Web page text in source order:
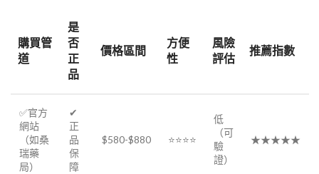
購買管
道
是
否
正
品
價格區間
方便
性
風險
評估
推薦指數
✅官方
網站
（如桑
瑞藥
局）
✔
正
品
保
障
$580-$880 ⭐⭐⭐⭐
低
（可
驗
證）
★★★★★